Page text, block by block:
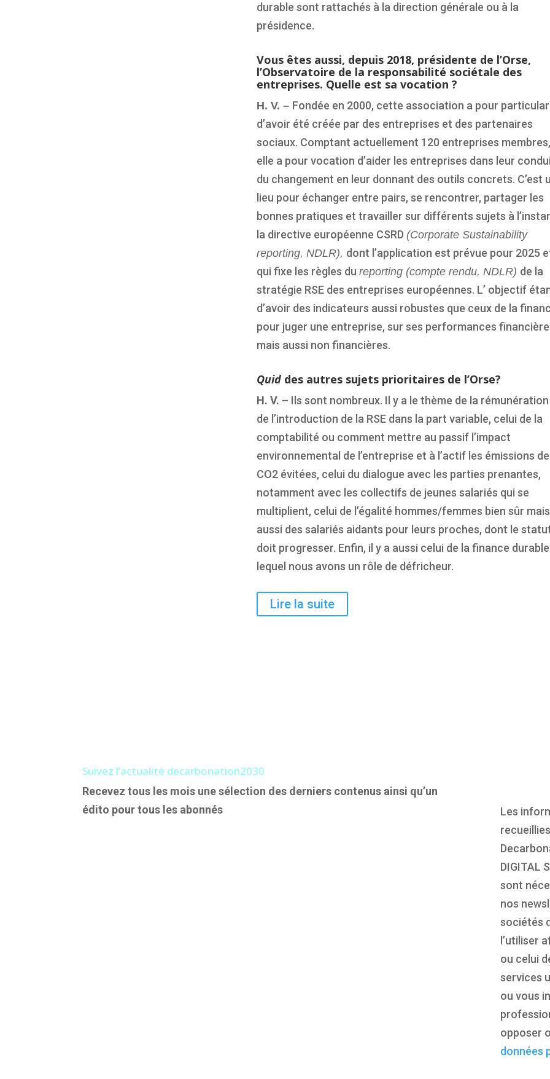
durable sont rattachés à la direction générale ou à la
présidence.
Vous êtes aussi, depuis 2018, présidente de l’Orse,
l’Observatoire de la responsabilité sociétale des
entreprises. Quelle est sa vocation ?
H. V. – Fondée en 2000, cette association a pour
d’avoir été créée par des entreprises et des partenaires
sociaux. Comptant actuellement 120 entreprises membres,
elle a pour vocation d’aider les entreprises dans leur
du changement en leur donnant des outils concrets. C’est
lieu pour échanger entre pairs, se rencontrer, partager les
bonnes pratiques et travailler sur différents sujets à
la directive européenne CSRD (Corporate Sustainability
reporting, NDLR), dont l’application est prévue pour 2025
qui fixe les règles du reporting (compte rendu, NDLR) de la
stratégie RSE des entreprises européennes. L’ objectif
d’avoir des indicateurs aussi robustes que ceux de la
pour juger une entreprise, sur ses performances
mais aussi non financières.
Quid des autres sujets prioritaires de l’Orse?
H. V. – Ils sont nombreux. Il y a le thème de la
de l’introduction de la RSE dans la part variable, celui de la
comptabilité ou comment mettre au passif l’impact
environnemental de l’entreprise et à l’actif les émissions de
CO2 évitées, celui du dialogue avec les parties prenantes,
notamment avec les collectifs de jeunes salariés qui se
multiplient, celui de l’égalité hommes/femmes bien sûr mais
aussi des salariés aidants pour leurs proches, dont le
doit progresser. Enfin, il y a aussi celui de la finance
lequel nous avons un rôle de défricheur.
Lire la suite
Suivez l’actualité decarbonation2030
Recevez tous les mois une sélection des derniers contenus ainsi qu’un
édito pour tous les abonnés
Les
DIGITAL
sont
nos
sociétés
l’utiliser
ou celui
services
ou vous
opposer
données